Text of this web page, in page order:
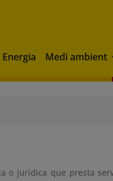
Energia Medi ambient
o jurídica que presta